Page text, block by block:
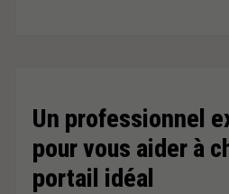
Un professionnel
pour vous aider à
portail idéal